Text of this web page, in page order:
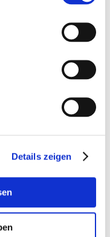
Details zeigen